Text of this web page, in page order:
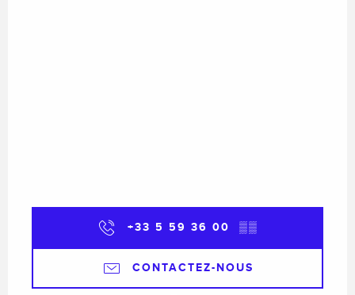
+33 5 59 36 00 ▒▒
CONTACTEZ-NOUS